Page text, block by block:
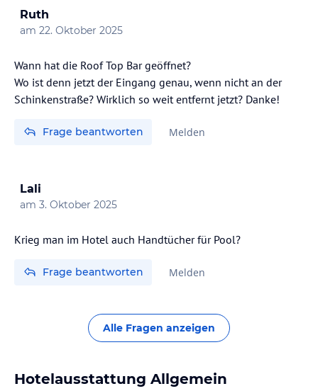
Ruth
am 22. Oktober 2025
Wann hat die Roof Top Bar geöffnet?
Wo ist denn jetzt der Eingang genau, wenn nicht an der
Schinkenstraße? Wirklich so weit entfernt jetzt? Danke!
Frage beantworten Melden
Lali
am 3. Oktober 2025
Krieg man im Hotel auch Handtücher für Pool?
Frage beantworten Melden
Alle Fragen anzeigen
Hotelausstattung Allgemein